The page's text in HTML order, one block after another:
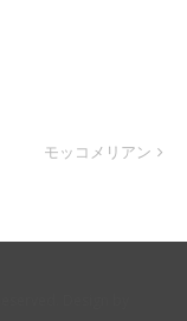
モッコメリアン